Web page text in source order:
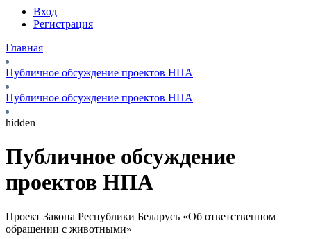
Вход
Регистрация
Главная
Публичное обсуждение проектов НПА
Публичное обсуждение проектов НПА
hidden
Публичное обсуждение
проектов НПА
Проект Закона Республики Беларусь «Об ответственном
обращении с животными»